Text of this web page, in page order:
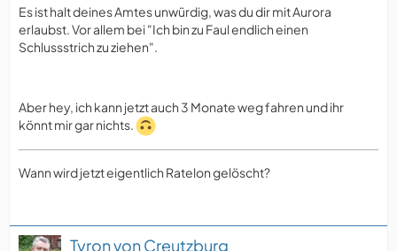
Es ist halt deines Amtes unwürdig, was du dir mit Aurora
erlaubst. Vor allem bei "Ich bin zu Faul endlich einen
Schlussstrich zu ziehen".
Aber hey, ich kann jetzt auch 3 Monate weg fahren und ihr
könnt mir gar nichts.
Wann wird jetzt eigentlich Ratelon gelöscht?
Tyron von Creutzburg